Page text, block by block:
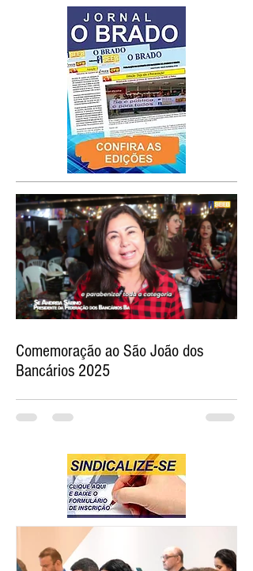
Comemoração ao São João dos
Bancários 2025